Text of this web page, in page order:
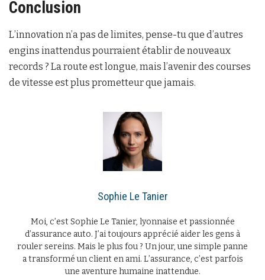
Conclusion
L’innovation n’a pas de limites, pense-tu que d’autres
engins inattendus pourraient établir de nouveaux
records ? La route est longue, mais l’avenir des courses
de vitesse est plus prometteur que jamais.
Sophie Le Tanier
Moi, c’est Sophie Le Tanier, lyonnaise et passionnée
d’assurance auto. J’ai toujours apprécié aider les gens à
rouler sereins. Mais le plus fou ? Un jour, une simple panne
a transformé un client en ami. L’assurance, c’est parfois
une aventure humaine inattendue.